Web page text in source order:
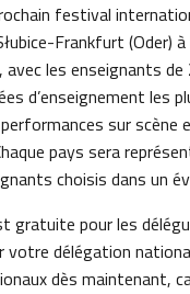
festival
Frankfurt (Oder)
les enseignants de
d’enseignement les
sur scène
pays sera
choisis dans un
gratuite pour les
votre délégation
dès maintenant,